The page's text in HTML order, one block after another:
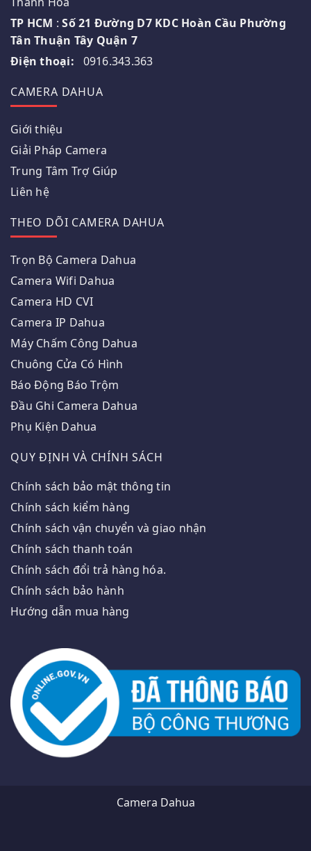
TP HCM :Số 21 Đường D7 KDC Hoàn Cầu Phường
Tân Thuận Tây Quận 7
Điện thoại: 0916.343.363
CAMERA DAHUA
Giới thiệu
Giải Pháp Camera
Trung Tâm Trợ Giúp
Liên hệ
THEO DÕI CAMERA DAHUA
Trọn Bộ Camera Dahua
Camera Wifi Dahua
Camera HD CVI
Camera IP Dahua
Máy Chấm Công Dahua
Chuông Cửa Có Hình
Báo Động Báo Trộm
Đầu Ghi Camera Dahua
Phụ Kiện Dahua
QUY ĐỊNH VÀ CHÍNH SÁCH
Chính sách bảo mật thông tin
Chính sách kiểm hàng
Chính sách vận chuyển và giao nhận
Chính sách thanh toán
Chính sách đổi trả hàng hóa.
Chính sách bảo hành
Hướng dẫn mua hàng
Camera Dahua